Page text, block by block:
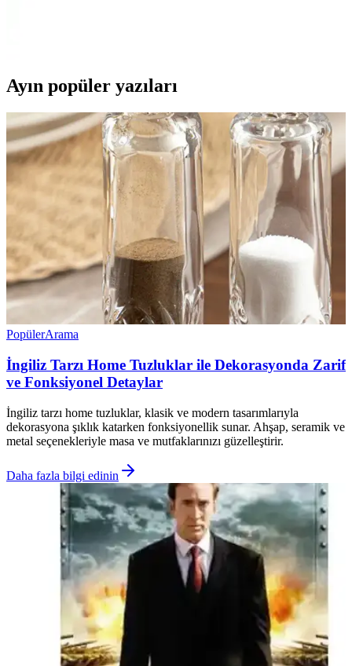
Ayın popüler yazıları
PopülerArama
İngiliz Tarzı Home Tuzluklar ile Dekorasyonda Zarif
ve Fonksiyonel Detaylar
İngiliz tarzı home tuzluklar, klasik ve modern tasarımlarıyla
dekorasyona şıklık katarken fonksiyonellik sunar. Ahşap, seramik ve
metal seçenekleriyle masa ve mutfaklarınızı güzelleştirir.
Daha fazla bilgi edinin